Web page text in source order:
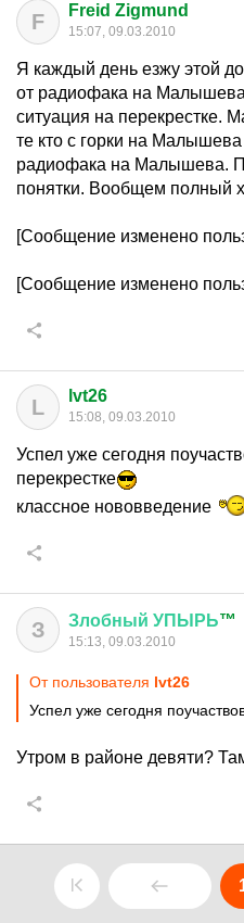
F Freid Zigmund
15:07, 09.03.2010
Я каждый день езжу этой
от радиофака на
ситуация на перекрестке.
те кто с горки на
радиофака на Малышева.
понятки. Вообщем полный
[Сообщение изменено
[Сообщение изменено
L lvt26
15:08, 09.03.2010
Успел уже сегодня
перекрестке
классное нововведение
З Злобный УПЫРЬ™
15:13, 09.03.2010
От пользователя lvt26
Успел уже сегодня
Утром в районе девяти?